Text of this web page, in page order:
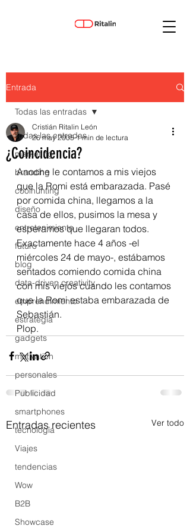
Entrada
Todas las entradas
marketing
branding
coolhunting
diseño
entretenimiento
futuro
blog
data-driven creativity
emprendimiento
estrategia
gadgets
motivation
personales
Publicidad
smartphones
tecnología
Viajes
tendencias
Wow
B2B
Showcase
Todas las entradas
¿Coincidencia?
Cristián Ritalin León
26 may 2005 1 min de lectura
Anoche le contamos a mis viejos
que la Romi está embarazada. Pasé
por comida china, llegamos a la
casa de ellos, pusimos la mesa y
esperamos que llegaran todos.
Exactamente hace 4 años -el
miércoles 24 de mayo-, estábamos
sentados comiendo comida china
con mis viejos cuando les contamos
que la Romi estaba embarazada de
Sebastián.
Plop.
Entradas recientes Ver todo